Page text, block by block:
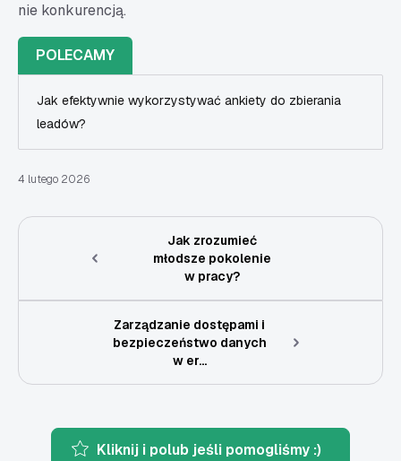
nie konkurencją.
POLECAMY
Jak efektywnie wykorzystywać ankiety do zbierania
leadów?
4 lutego 2026
Jak zrozumieć
młodsze pokolenie
w pracy?
Zarządzanie dostępami i
bezpieczeństwo danych
w er...
Kliknij i polub jeśli pomogliśmy :)